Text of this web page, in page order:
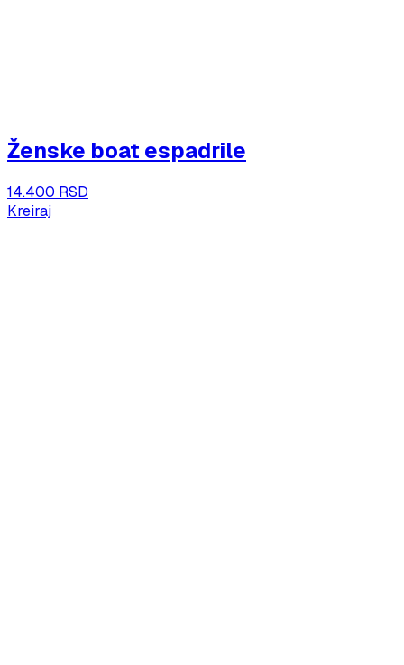
Ženske boat espadrile
14.400 RSD
Kreiraj